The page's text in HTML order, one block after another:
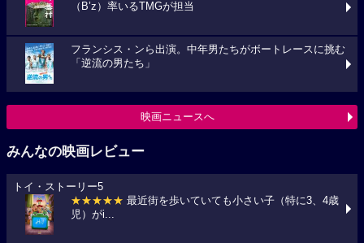
（B’z）率いるTMGが担当
フランシス・ンら出演。中年男たちがボートレースに挑む
「逆流の男たち」
映画ニュースへ
みんなの映画レビュー
トイ・ストーリー5
★★★★★ 最近街を歩いていても小さい子（特に3、4歳
児）がi...